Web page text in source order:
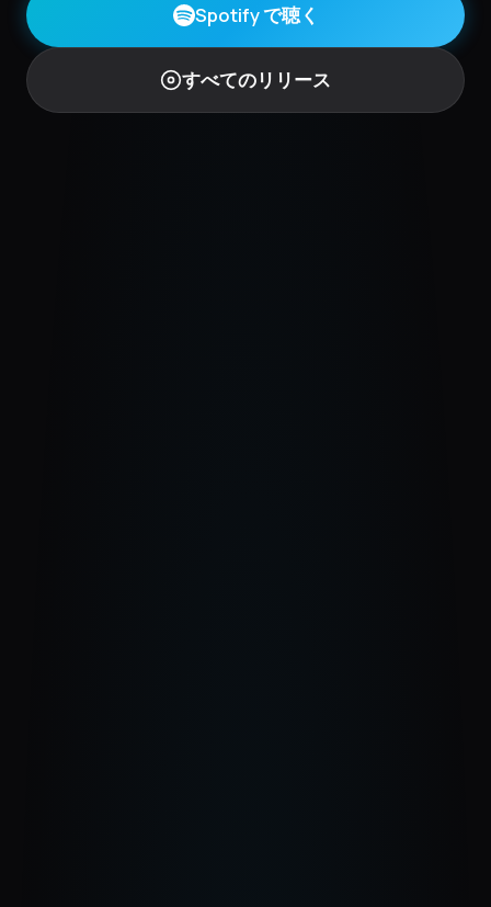
Spotify で聴く
すべてのリリース